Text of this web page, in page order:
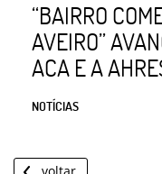
“BAIRRO
AVEIRO”
ACA E A
NOTÍCIAS